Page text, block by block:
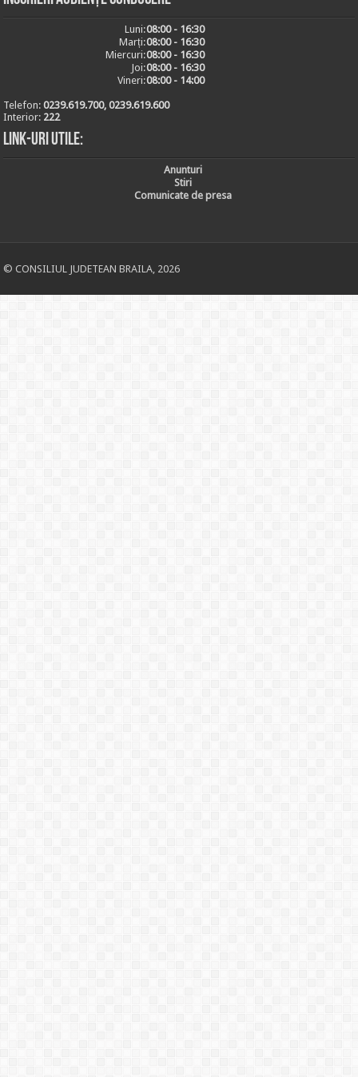
Luni:08:00 - 16:30
Marți:08:00 - 16:30
Miercuri:08:00 - 16:30
Joi:08:00 - 16:30
Vineri:08:00 - 14:00
Telefon:0239.619.700, 0239.619.600
Interior: 222
Link-uri utile:
Anunturi
Stiri
Comunicate de presa
© CONSILIUL JUDETEAN BRAILA, 2026